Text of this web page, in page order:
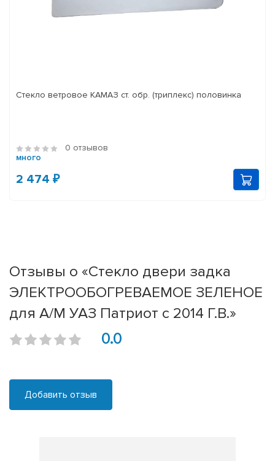
Стекло ветровое КАМАЗ ст. обр. (триплекс) половинка
0 отзывов
много
2 474 ₽
Отзывы о «Стекло двери задка
ЭЛЕКТРООБОГРЕВАЕМОЕ ЗЕЛЕНОЕ
для А/М УАЗ Патриот с 2014 Г.В.»
0.0
Добавить отзыв